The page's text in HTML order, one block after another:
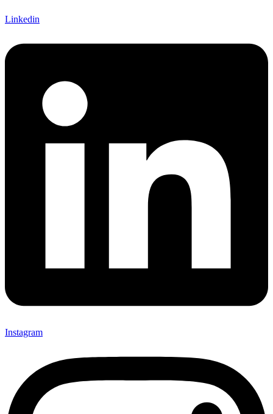
Linkedin
Instagram